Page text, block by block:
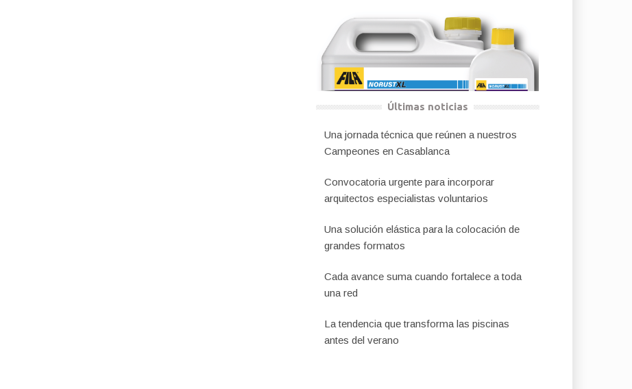
Últimas noticias
Una jornada técnica que reúnen a nuestros
Campeones en Casablanca
Convocatoria urgente para incorporar
arquitectos especialistas voluntarios
Una solución elástica para la colocación de
grandes formatos
Cada avance suma cuando fortalece a toda
una red
La tendencia que transforma las piscinas
antes del verano